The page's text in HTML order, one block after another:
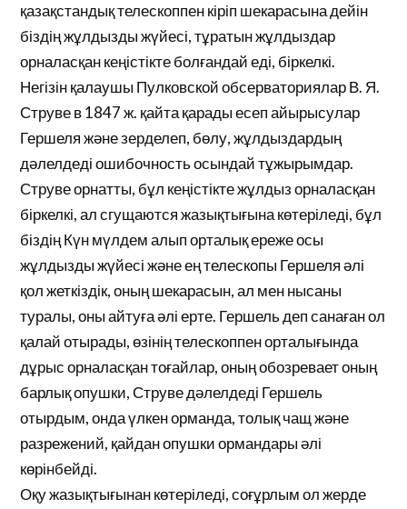
қазақстандық телескоппен кіріп шекарасына дейін
біздің жұлдызды жүйесі, тұратын жұлдыздар
орналасқан кеңістікте болғандай еді, біркелкі.
Негізін қалаушы Пулковской обсерваториялар В. Я.
Струве в 1847 ж. қайта қарады есеп айырысулар
Гершеля және зерделеп, бөлу, жұлдыздардың
дәлелдеді ошибочность осындай тұжырымдар.
Струве орнатты, бұл кеңістікте жұлдыз орналасқан
біркелкі, ал сгущаются жазықтығына көтеріледі, бұл
біздің Күн мүлдем алып орталық ереже осы
жұлдызды жүйесі және ең телескопы Гершеля әлі
қол жеткіздік, оның шекарасын, ал мен нысаны
туралы, оны айтуға әлі ерте. Гершель деп санаған ол
қалай отырады, өзінің телескоппен орталығында
дұрыс орналасқан тоғайлар, оның обозревает оның
барлық опушки, Струве дәлелдеді Гершель
отырдым, онда үлкен орманда, толық чащ және
разрежений, қайдан опушки ормандары әлі
көрінбейді.
Оқу жазықтығынан көтеріледі, соғұрлым ол жерде